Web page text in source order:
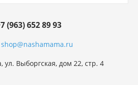
shop@nashamama.ru
(963) 652 89 93
ул. Выборгская, дом 22, стр. 4